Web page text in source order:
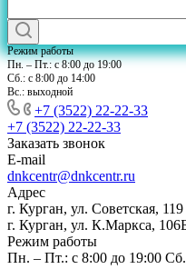
Режим работы
Пн. – Пт.: с 8:00 до 19:00
Сб.: с 8:00 до 14:00
Вс.: выходной
+7 (3522) 22-22-33
+7 (3522) 22-22-33
Заказать звонок
E-mail
dnkcentr@dnkcentr.ru
Адрес
г. Курган, ул. Советская, 119
г. Курган, ул. К.Маркса,
Режим работы
Пн. – Пт.: с 8:00 до 19:00